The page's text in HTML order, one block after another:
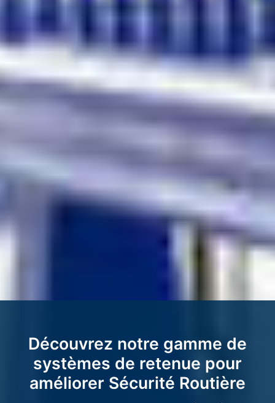
Découvrez notre gamme de
systèmes de retenue pour
améliorer Sécurité Routière